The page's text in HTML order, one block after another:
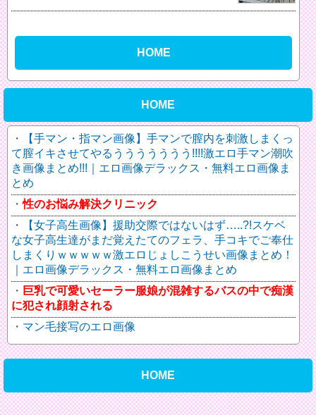
HOME
HOME
【手マン・指マン画像】手マンで膣内を刺激しまくっ
て膣イキさせてやるううううううう!!!!激エロ手マン潮吹
き画像まとめ!!!｜エロ画像デラックス・無料エロ画像ま
とめ
性のお悩み解決クリニック
【女子高生画像】援助交際ではないはず…..?!スケベ
な女子高生達がまだ覚えたてのフェラ、手コキでご奉仕
しまくりｗｗｗｗｗ激エロじょしこうせい画像まとめ！
｜エロ画像デラックス・無料エロ画像まとめ
巨乳で可愛いセーラー服娘が混雑するバスの中で痴漢
に犯され顔射される
マン毛接写のエロ画像
HOME